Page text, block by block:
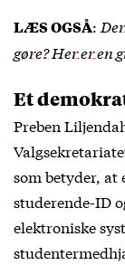
LÆS OGSÅ:
gøre? Her er en
Et
Preben
som betyder, at
studerende-ID
elektroniske